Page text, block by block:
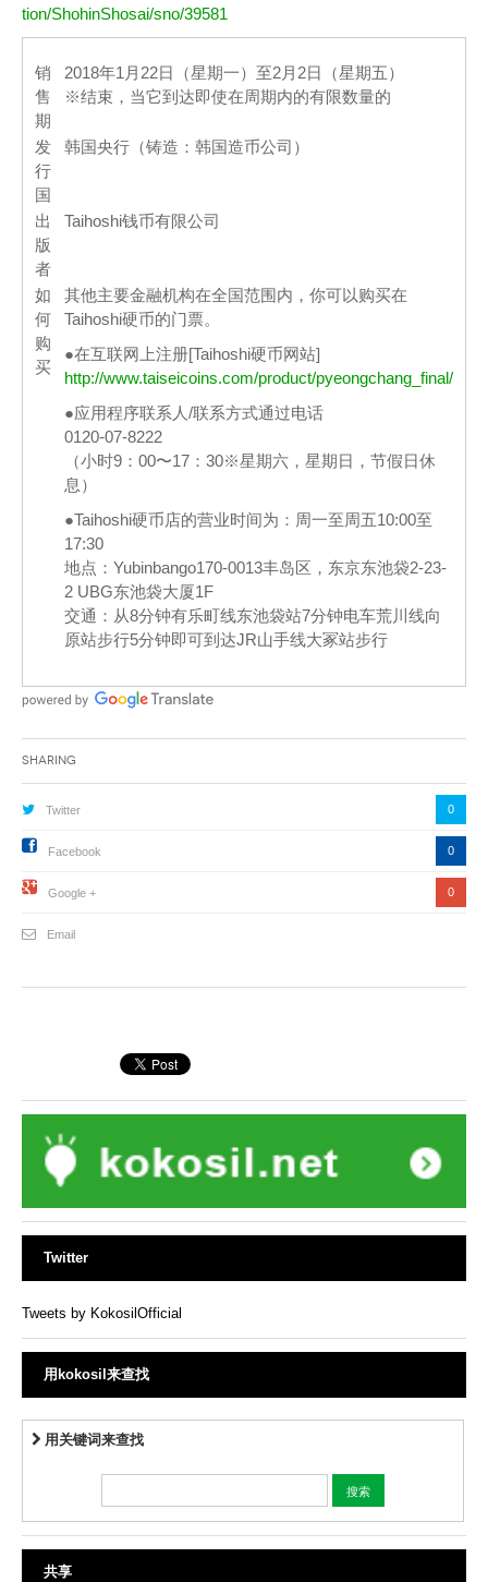
tion/ShohinShosai/sno/39581
销
售
期
2018年1月22日（星期一）至2月2日（星期五）
※结束，​​当它到达即使在周期内的有限数量的
发
行
国
韩国央行（铸造：韩国造币公司）
出
版
者
Taihoshi钱币有限公司
如
何
购
买
其他主要金融机构在全国范围内，你可以购买在
Taihoshi硬币的门票。
●在互联网上注册[Taihoshi硬币网站]
http://www.taiseicoins.com/product/pyeongchang_final/
●应用程序联系人/联系方式通过电话
0120-07-8222
（小时9：00〜17：30※星期六，星期日，节假日休
息）
●Taihoshi硬币店的营业时间为：周一至周五10:00至
17:30
地点：Yubinbango170-0013丰岛区，东京东池袋2-23-
2 UBG东池袋大厦1F
交通：从8分钟有乐町线东池袋站7分钟电车荒川线向
原站步行5分钟即可到达JR山手线大冢站步行
Sharing
Twitter 0
Facebook 0
Google + 0
Email
Twitter
Tweets by KokosilOfficial
用kokosil来查找
用关键词来查找
共享